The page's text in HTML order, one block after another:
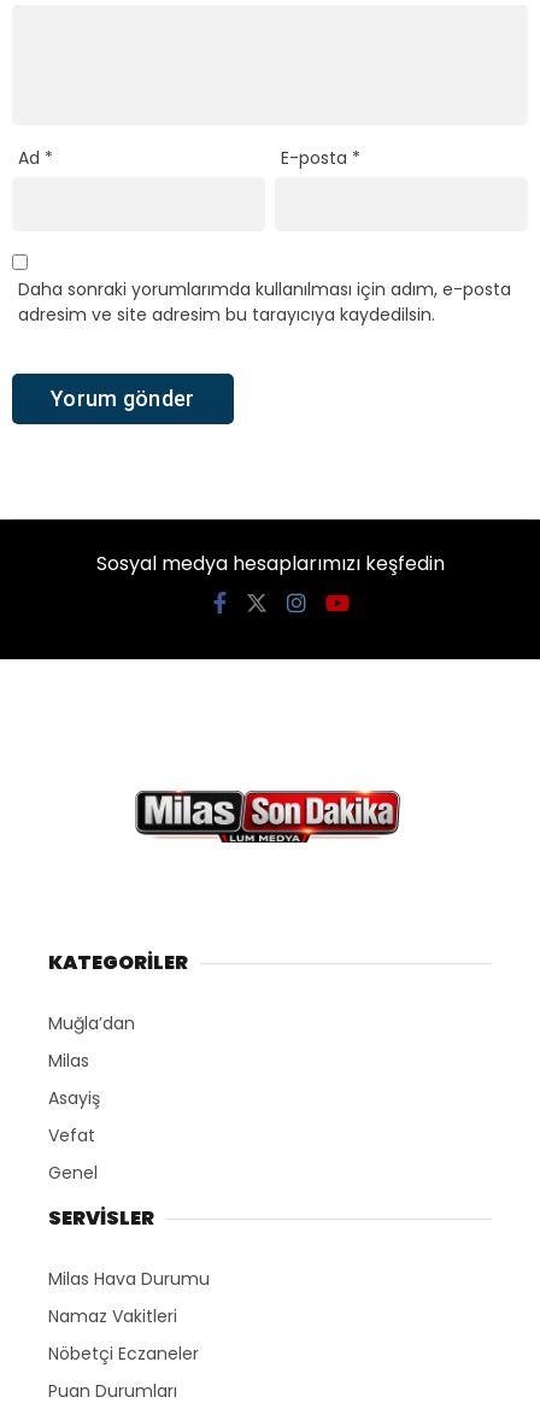
Ad * E-posta *
Daha sonraki yorumlarımda kullanılması için adım, e-posta
adresim ve site adresim bu tarayıcıya kaydedilsin.
Sosyal medya hesaplarımızı keşfedin
KATEGORİLER
Muğla’dan
Milas
Asayiş
Vefat
Genel
SERVİSLER
Milas Hava Durumu
Namaz Vakitleri
Nöbetçi Eczaneler
Puan Durumları